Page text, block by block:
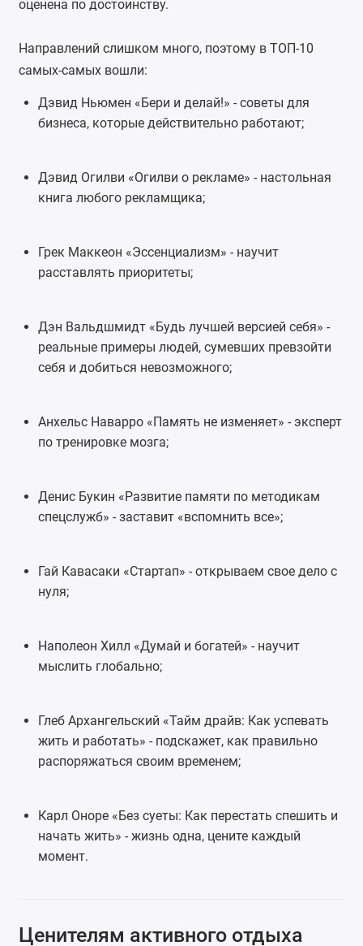
оценена по достоинству.
Направлений слишком много, поэтому в ТОП-10
самых-самых вошли:
Дэвид Ньюмен «Бери и делай!» - советы для
бизнеса, которые действительно работают;
Дэвид Огилви «Огилви о рекламе» - настольная
книга любого рекламщика;
Грек Маккеон «Эссенциализм» - научит
расставлять приоритеты;
Дэн Вальдшмидт «Будь лучшей версией себя» -
реальные примеры людей, сумевших превзойти
себя и добиться невозможного;
Анхельс Наварро «Память не изменяет» - эксперт
по тренировке мозга;
Денис Букин «Развитие памяти по методикам
спецслужб» - заставит «вспомнить все»;
Гай Кавасаки «Стартап» - открываем свое дело с
нуля;
Наполеон Хилл «Думай и богатей» - научит
мыслить глобально;
Глеб Архангельский «Тайм драйв: Как успевать
жить и работать» - подскажет, как правильно
распоряжаться своим временем;
Карл Оноре «Без суеты: Как перестать спешить и
начать жить» - жизнь одна, цените каждый
момент.
Ценителям активного отдыха